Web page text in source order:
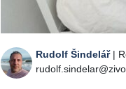
Rudolf Šindelář|